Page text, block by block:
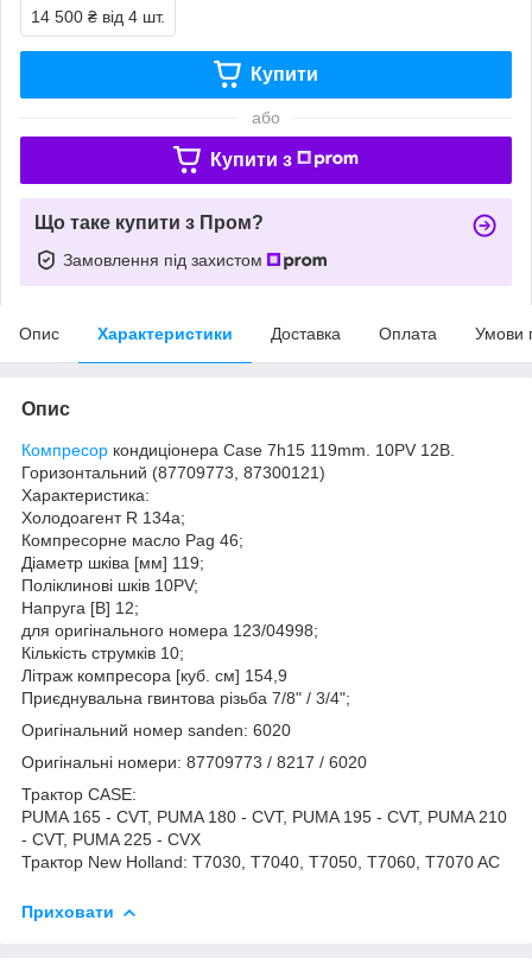
14 500 ₴ від 4 шт.
Купити
або
Купити з
Що таке купити з Пром?
Замовлення під захистом
Опис Характеристики Доставка Оплата Умови
Опис
Компресор кондиціонера Case 7h15 119mm. 10PV 12В.
Горизонтальний (87709773, 87300121)
Характеристика:
Холодоагент R 134a;
Компресорне масло Pag 46;
Діаметр шківа [мм] 119;
Поліклинові шків 10PV;
Напруга [В] 12;
для оригінального номера 123/04998;
Кількість струмків 10;
Літраж компресора [куб. см] 154,9
Приєднувальна гвинтова різьба 7/8" / 3/4";
Оригінальний номер sanden: 6020
Оригінальні номери: 87709773 / 8217 / 6020
Трактор CASE:
PUMA 165 - CVT, PUMA 180 - CVT, PUMA 195 - CVT, PUMA 210
- CVT, PUMA 225 - CVX
Трактор New Holland: T7030, T7040, T7050, T7060, T7070 AC
Приховати